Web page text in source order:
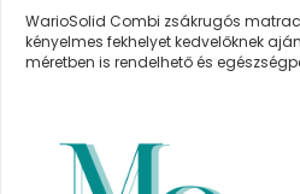
WarioSolid Combi zsákrugós
kényelmes fekhelyet kedvelőknek
méretben is rendelhető és